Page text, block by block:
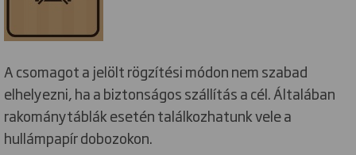
A csomagot a jelölt rögzítési módon nem szabad
elhelyezni, ha a biztonságos szállítás a cél. Általában
rakománytáblák esetén találkozhatunk vele a
hullámpapír dobozokon.